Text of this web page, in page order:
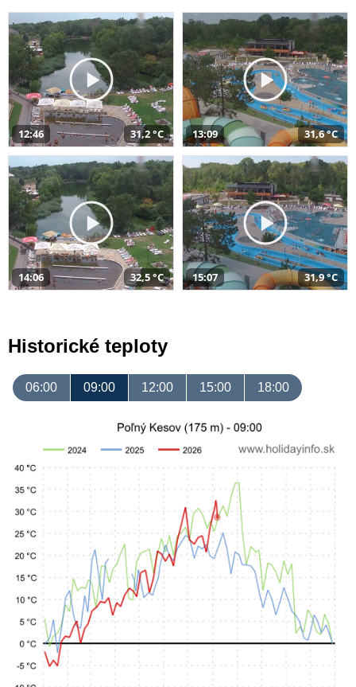
12:46 31,2 °C 13:09 31,6 °C
14:06 32,5 °C 15:07 31,9 °C
Historické teploty
06:00 09:00 12:00 15:00 18:00